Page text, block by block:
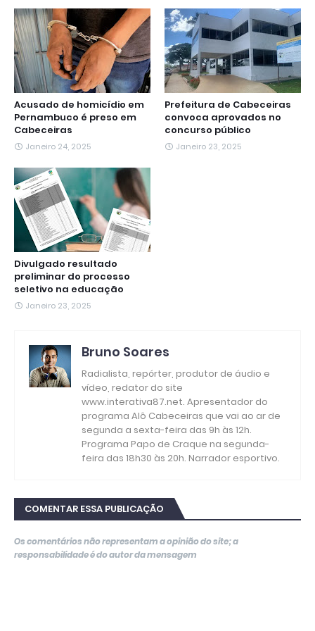
k
p
m
e
r
n
Acusado de homicídio em
Pernambuco é preso em
Cabeceiras
Janeiro 24, 2025
Prefeitura de Cabeceiras
convoca aprovados no
concurso público
Janeiro 23, 2025
Divulgado resultado
preliminar do processo
seletivo na educação
Janeiro 23, 2025
Bruno Soares
Radialista, repórter, produtor de áudio e
vídeo, redator do site
www.interativa87.net. Apresentador do
programa Alô Cabeceiras que vai ao ar de
segunda a sexta-feira das 9h às 12h.
Programa Papo de Craque na segunda-
feira das 18h30 às 20h. Narrador esportivo.
COMENTAR ESSA PUBLICAÇÃO
Os comentários não representam a opinião do site; a
responsabilidade é do autor da mensagem